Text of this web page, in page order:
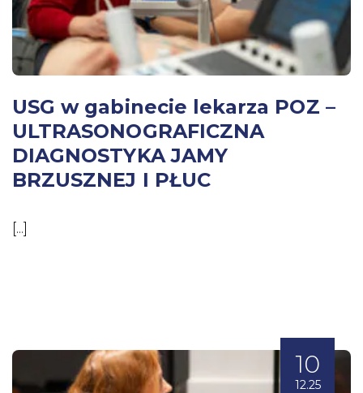
USG w gabinecie lekarza POZ –
ULTRASONOGRAFICZNA
DIAGNOSTYKA JAMY
BRZUSZNEJ I PŁUC
[...]
10
12.25